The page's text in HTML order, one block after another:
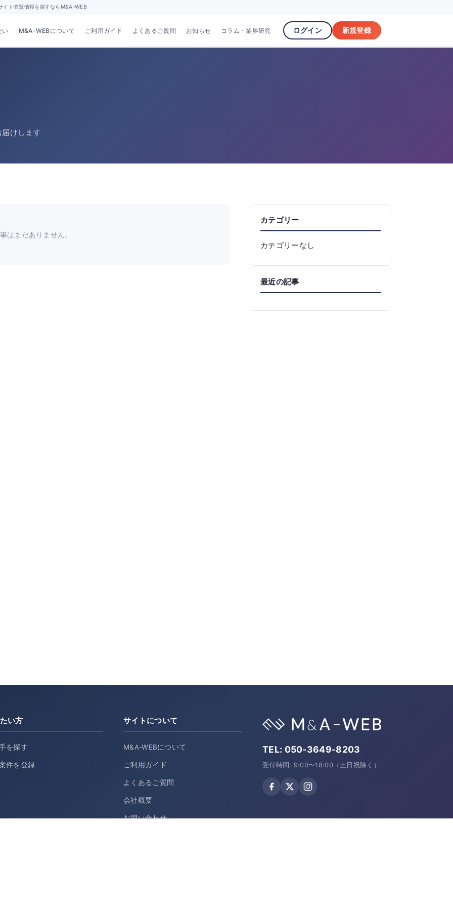
イト売買情報を探すならM&A-WEB
い M&A-WEBについて ご利用ガイド よくあるご質問 お知らせ コラム・業界研究 ログイン 新規登録
けします
はまだありません。
カテゴリー
カテゴリーなし
最近の記事
い方
を探す
件を登録
サイトについて
M&A-WEBについて
ご利用ガイド
よくあるご質問
会社概要
お問い合わせ
TEL: 050-3649-8203
受付時間: 9:00〜18:00（土日祝除く）